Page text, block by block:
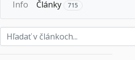
Info Články 715